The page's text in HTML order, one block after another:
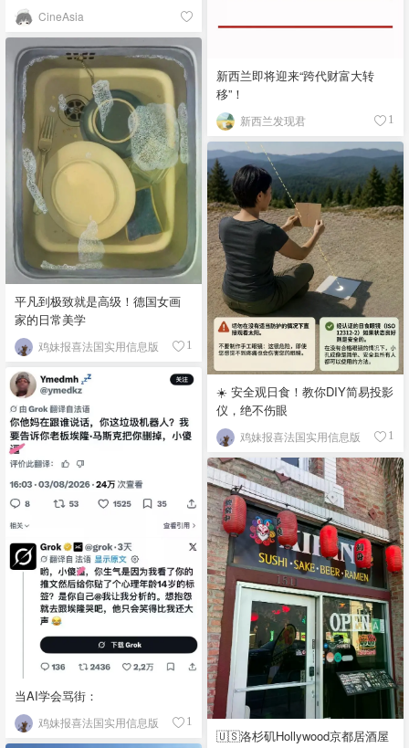
CineAsia
新西兰即将迎来“跨代财富大转
移”！
新西兰发现君 1
平凡到极致就是高级！德国女画
家的日常美学
鸡妹报喜法国实用信息版 1
☀️ 安全观日食！教你DIY简易投影
仪，绝不伤眼
鸡妹报喜法国实用信息版 1
当AI学会骂街：
鸡妹报喜法国实用信息版 1
🇺🇸洛杉矶Hollywood京都居酒屋